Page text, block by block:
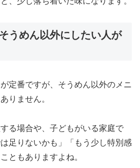
うめん以外にしたい人が
定番ですが、そうめん以外のメニ
りません。
る場合や、子どもがいる家庭で
足りないかも」「もう少し特別感
ともありますよね。